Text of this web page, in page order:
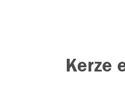
Kerze